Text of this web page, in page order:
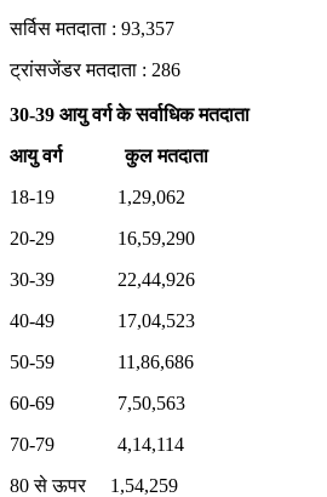
सर्विस मतदाता : 93,357
ट्रांसजेंडर मतदाता : 286
30-39 आयु वर्ग के सर्वाधिक मतदाता
आयु वर्ग कुल मतदाता
18-19 1,29,062
20-29 16,59,290
30-39 22,44,926
40-49 17,04,523
50-59 11,86,686
60-69 7,50,563
70-79 4,14,114
80 से ऊपर 1,54,259